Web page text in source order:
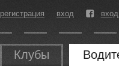
регистрация вход
Клубы